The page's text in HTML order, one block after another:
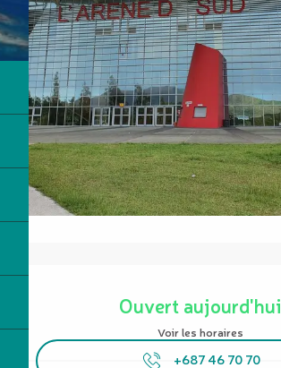
Ouverture et coordonnées
Ouvert aujourd'hui
Voir les horaires
+687 46 70 70